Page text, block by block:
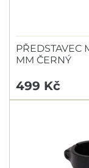
PŘEDSTAVEC
MM ČERNÝ
499 Kč